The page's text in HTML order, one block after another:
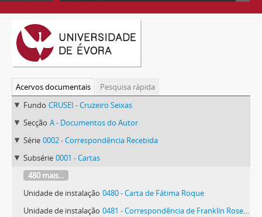
Acervos documentais
Pesquisa rápida
Fundo CRUSEI - Cruzeiro Seixas
Secção A - Documentos do Autor
Série 0002 - Correspondência Recebida
Subsérie 0001 - Cartas
480 mais...
Unidade de instalação 0480 - Carta de Fátima Roque
Unidade de instalação 0481 - Correspondência de Franklin Rosemont